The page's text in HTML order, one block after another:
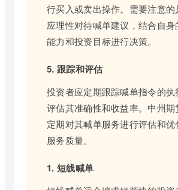
行买入或卖出操作。需要注意的
应理性对待喊单建议，结合自身
能力和投资目标进行决策。
5. 跟踪和评估
投资者应定期跟踪喊单指令的执
评估其准确性和收益率。中州期
定期对其喊单服务进行评估和优
服务质量。
1. 短线喊单